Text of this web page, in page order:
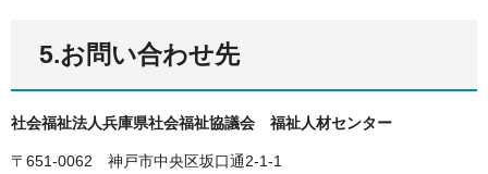
5.お問い合わせ先
社会福祉法人兵庫県社会福祉協議会 福祉人材センター
〒651-0062 神戸市中央区坂口通2-1-1